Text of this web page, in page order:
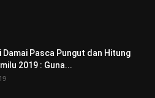
Damai Pasca Pungut dan Hitung
2019 : Guna...